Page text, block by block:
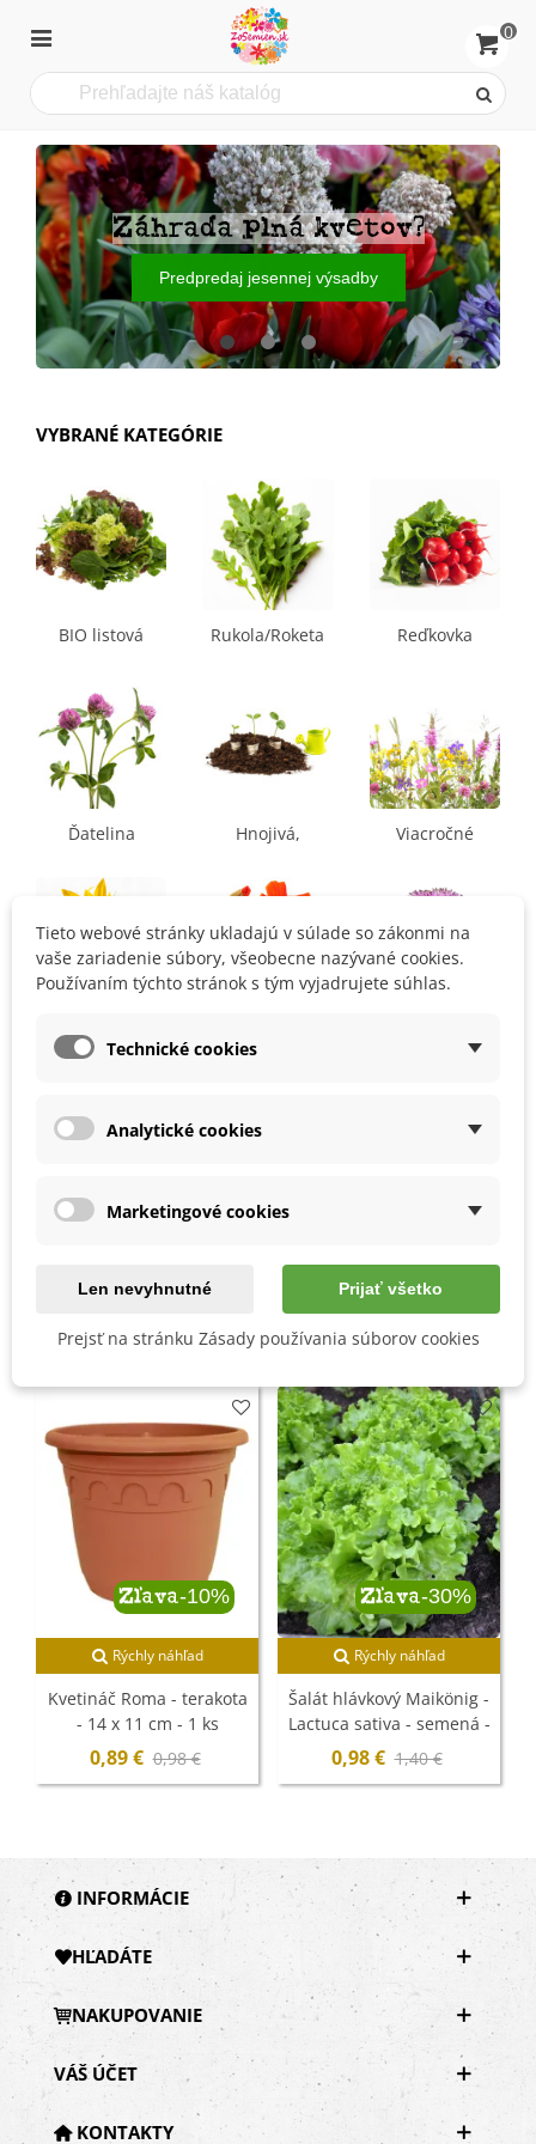
0
Záhrada plná kvetov?
Predpredaj jesennej výsadby
VYBRANÉ KATEGÓRIE
BIO listová
Rukola/Roketa Reďkovka
Ďatelina
Hnojivá,
Viacročné
Letničky
ŠPECIÁLNE PONUKY
Zľava-10%
Rýchly náhľad
Kvetináč Roma - terakota
- 14 x 11 cm - 1 ks
0,89 € 0,98 €
Zľava-30%
Rýchly náhľad
Šalát hlávkový Maikönig -
Lactuca sativa - semená -
800 ks
0,98 € 1,40 €
INFORMÁCIE
HĽADÁTE
NAKUPOVANIE
VÁŠ ÚČET
KONTAKTY
Tieto webové stránky ukladajú v súlade so zákonmi na
vaše zariadenie súbory, všeobecne nazývané cookies.
Používaním týchto stránok s tým vyjadrujete súhlas.
Technické cookies
Analytické cookies
Marketingové cookies
Len nevyhnutné Prijať všetko
Prejsť na stránku Zásady používania súborov cookies